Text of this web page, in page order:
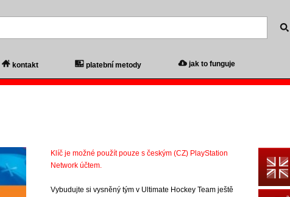
kontakt platební metody jak to funguje
Klíč je možné použít pouze s českým (CZ) PlayStation
Network účtem.
Vybudujte si vysněný tým v Ultimate Hockey Team ještě